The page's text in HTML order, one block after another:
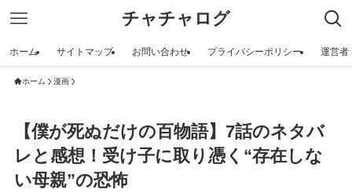
チャチャログ
ホーム サイトマップ お問い合わせ プライバシーポリシー 運営者
ホーム 漫画
【僕が死ぬだけの百物語】7話のネタバ
レと感想！受け子に取り憑く“存在しな
い母親”の恐怖